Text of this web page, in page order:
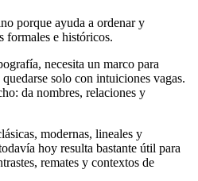
porque ayuda a ordenar y
formales e históricos.
necesita un marco para
solo con intuiciones vagas.
da nombres, relaciones y
modernas, lineales y
hoy resulta bastante útil para
remates y contextos de